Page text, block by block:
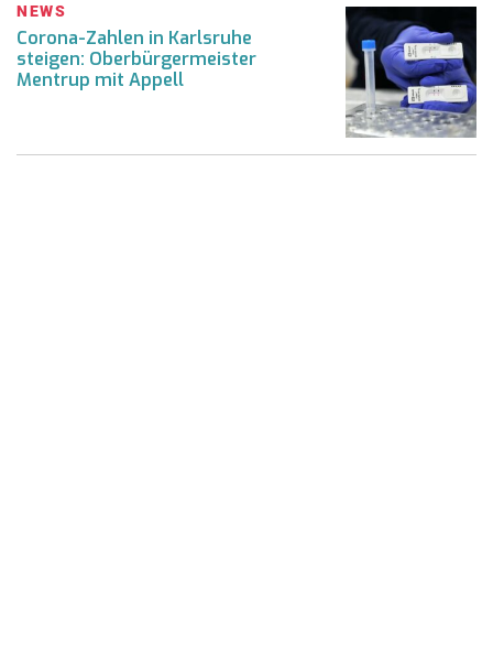
NEWS
Corona-Zahlen in Karlsruhe
steigen: Oberbürgermeister
Mentrup mit Appell